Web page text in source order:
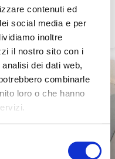
contenuti ed
social media e per
inoltre
il nostro sito con i
dei dati web,
combinarle
loro o che hanno
INVESTITORI